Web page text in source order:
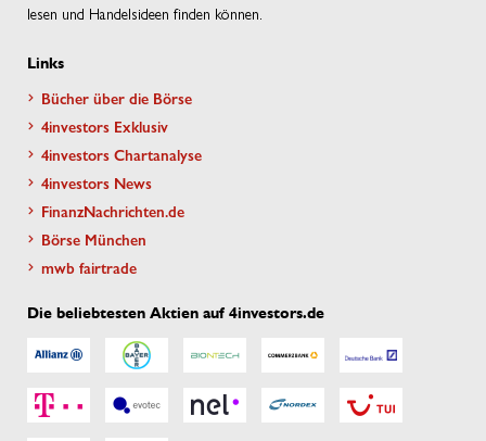
lesen und Handelsideen finden können.
Links
Bücher über die Börse
4investors Exklusiv
4investors Chartanalyse
4investors News
FinanzNachrichten.de
Börse München
mwb fairtrade
Die beliebtesten Aktien auf 4investors.de